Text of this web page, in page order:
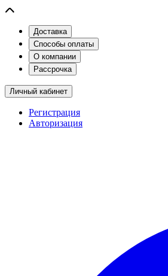
Доставка
Способы оплаты
О компании
Рассрочка
Личный кабинет
Регистрация
Авторизация